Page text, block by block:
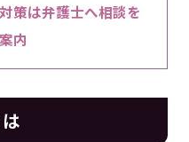
策は弁護士へ相談を
内